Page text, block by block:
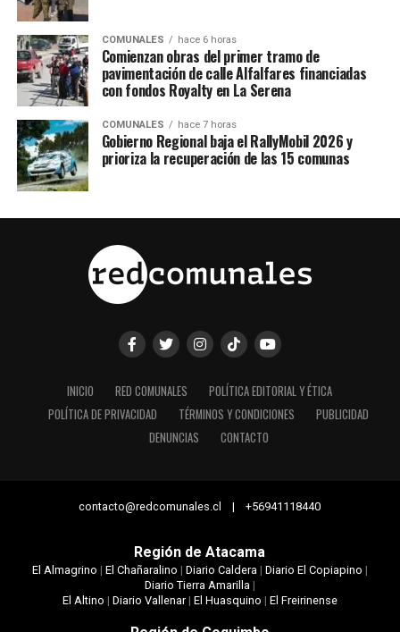
COMUNALES hace 6 horas
Comienzan obras del primer tramo de
pavimentación de calle Alfalfares financiadas
con fondos Royalty en La Serena
COMUNALES hace 7 horas
Gobierno Regional baja el RallyMobil 2026 y
prioriza la recuperación de las 15 comunas
INICIO RED COMUNALES
POLÍTICA EDITORIAL Y ÉTICA
POLÍTICA DE PRIVACIDAD
TÉRMINOS Y CONDICIONES
PUBLICIDAD
DENUNCIAS
CONTACTO
contacto@redcomunales.cl | +56941118440
Región de Atacama
El Almagrino | El Chañaralino | Diario Caldera| Diario El Copiapino |
Diario Tierra Amarilla|
El Altino | Diario Vallenar| El Huasquino | El Freirinense